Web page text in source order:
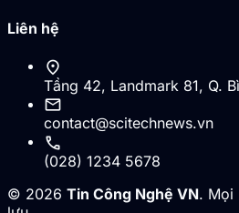
Liên hệ
location_on
Tầng 42, Landmark 81, Q.
mail
contact@scitechnews.vn
call
(028) 1234 5678
© 2026 Tin Công Nghệ VN. Mọi